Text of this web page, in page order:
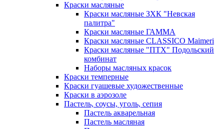
Краски масляные
Краски масляные ЗХК "Невская
палитра"
Краски масляные ГАММА
Краски масляные CLASSICO Maimeri
Краски масляные "ПТХ" Подольский
комбинат
Наборы масляных красок
Краски темперные
Краски гуашевые художественные
Краски в аэрозоле
Пастель, соусы, уголь, сепия
Пастель акварельная
Пастель масляная